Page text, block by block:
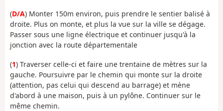
(D/A) Monter 150m environ, puis prendre le sentier balisé à
droite. Plus on monte, et plus la vue sur la ville se dégage.
Passer sous une ligne électrique et continuer jusqu'à la
jonction avec la route départementale
(1) Traverser celle-ci et faire une trentaine de mètres sur la
gauche. Poursuivre par le chemin qui monte sur la droite
(attention, pas celui qui descend au barrage) et mène
d'abord à une maison, puis à un pylône. Continuer sur le
même chemin.